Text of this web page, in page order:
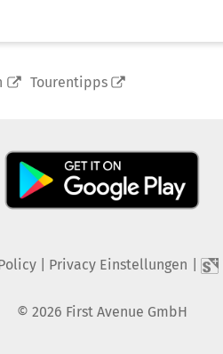
Tourentipps
| Privacy Einstellungen
© 2026 First Avenue GmbH